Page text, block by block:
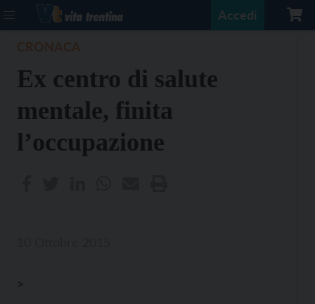
Accedi
Ex centro di salute
mentale, finita
l’occupazione
>